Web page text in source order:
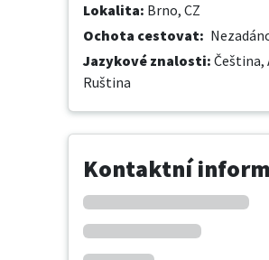
Lokalita: Brno, CZ
Ochota cestovat:
Jazykové znalosti: Čeština,
Ruština
Kontaktní